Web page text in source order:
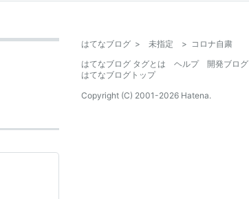
はてなブログ > 未指定 > コロナ自粛
はてなブログ タグとは
ヘルプ
開発ブログ
はてなブログトップ
Copyright (C) 2001-2026 Hatena.